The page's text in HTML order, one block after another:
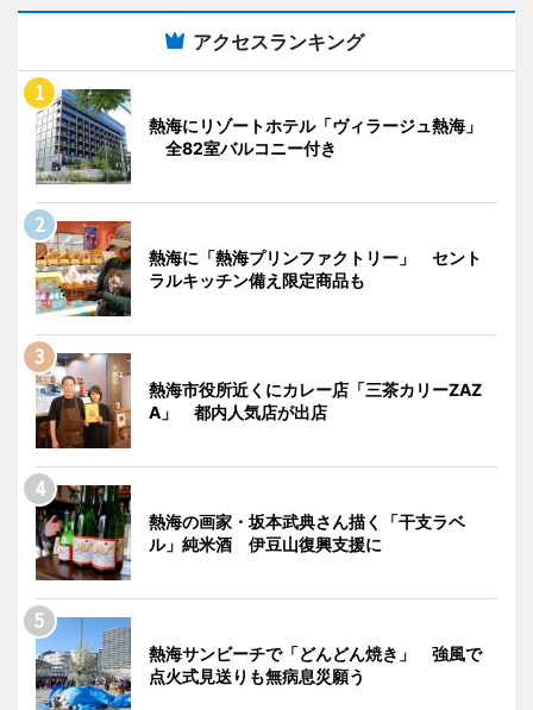
アクセスランキング
熱海にリゾートホテル「ヴィラージュ熱海」
全82室バルコニー付き
熱海に「熱海プリンファクトリー」 セント
ラルキッチン備え限定商品も
熱海市役所近くにカレー店「三茶カリーZAZ
A」 都内人気店が出店
熱海の画家・坂本武典さん描く「干支ラベ
ル」純米酒 伊豆山復興支援に
熱海サンビーチで「どんどん焼き」 強風で
点火式見送りも無病息災願う